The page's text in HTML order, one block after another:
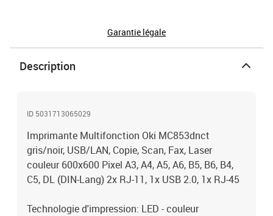
OuiConnexion PC: USB 2.0, Gigabit LAN, hôte USB
Garantie légale
Description
ID 5031713065029
Imprimante Multifonction Oki MC853dnct
gris/noir, USB/LAN, Copie, Scan, Fax, Laser
couleur 600x600 Pixel A3, A4, A5, A6, B5, B6, B4,
C5, DL (DIN-Lang) 2x RJ-11, 1x USB 2.0, 1x RJ-45
Technologie d'impression: LED - couleur